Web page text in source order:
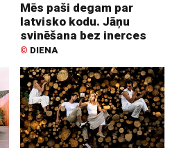
Mēs paši degam par
latvisko kodu. Jāņu
svinēšana bez inerces
© DIENA